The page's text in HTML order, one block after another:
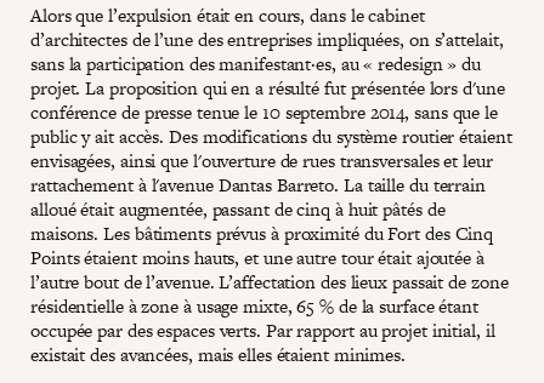
Alors que l’expulsion était en cours, dans le cabinet
d’architectes de l’une des entreprises impliquées, on s’attelait,
sans la participation des manifestant·es, au « redesign » du
projet. La proposition qui en a résulté fut présentée lors d'une
conférence de presse tenue le 10 septembre 2014, sans que le
public y ait accès. Des modifications du système routier étaient
envisagées, ainsi que l'ouverture de rues transversales et leur
rattachement à l'avenue Dantas Barreto. La taille du terrain
alloué était augmentée, passant de cinq à huit pâtés de
maisons. Les bâtiments prévus à proximité du Fort des Cinq
Points étaient moins hauts, et une autre tour était ajoutée à
l’autre bout de l’avenue. L’affectation des lieux passait de zone
résidentielle à zone à usage mixte, 65 % de la surface étant
occupée par des espaces verts. Par rapport au projet initial, il
existait des avancées, mais elles étaient minimes.